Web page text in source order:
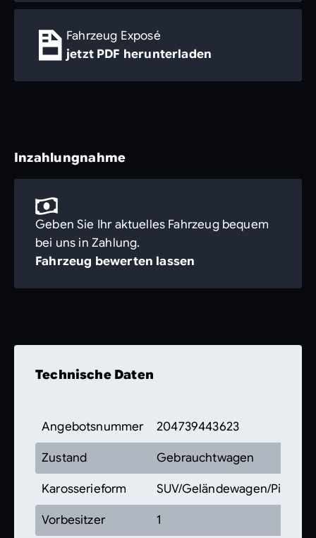
Fahrzeug Exposé
jetzt PDF herunterladen
Inzahlungnahme
Geben Sie Ihr aktuelles Fahrzeug bequem
bei uns in Zahlung.
Fahrzeug bewerten lassen
Technische Daten
Angebotsnummer 204739443623
Zustand Gebrauchtwagen
Karosserieform SUV/Geländewagen/Pickup
Vorbesitzer 1